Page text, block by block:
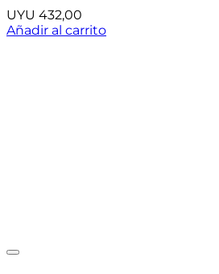
UYU 432,00
Añadir al carrito